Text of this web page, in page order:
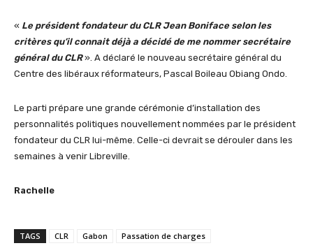
« Le président fondateur du CLR Jean Boniface selon les
critères qu’il connait déjà a décidé de me nommer secrétaire
général du CLR». A déclaré le nouveau secrétaire général du
Centre des libéraux réformateurs, Pascal Boileau Obiang Ondo.
Le parti prépare une grande cérémonie d’installation des
personnalités politiques nouvellement nommées par le président
fondateur du CLR lui-même. Celle-ci devrait se dérouler dans les
semaines à venir Libreville.
Rachelle
TAGS CLR Gabon Passation de charges